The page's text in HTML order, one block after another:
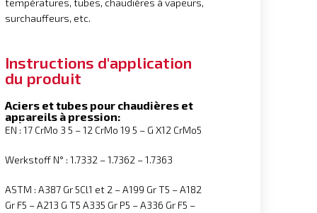
températures, tubes, chaudières à vapeurs,
surchauffeurs, etc.
Instructions d'application
du produit
Aciers et tubes pour chaudières et
appareils à pression:
EN : 17 CrMo 3 5 – 12 CrMo 19 5 – G X12 CrMo5
Werkstoff N° : 1.7332 – 1.7362 – 1.7363
ASTM : A387 Gr 5Cl1 et 2 – A199 Gr T5 – A182
Gr F5 – A213 G T5 A335 Gr P5 – A336 Gr F5 –